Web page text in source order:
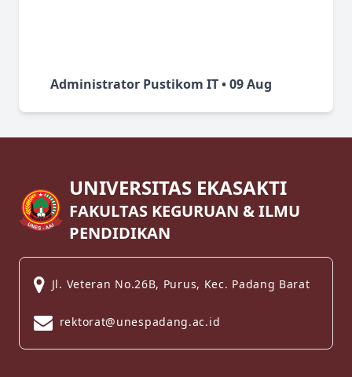
Administrator Pustikom IT • 09 Aug
UNIVERSITAS EKASAKTI
FAKULTAS KEGURUAN & ILMU
PENDIDIKAN
Jl. Veteran No.26B, Purus, Kec. Padang Barat
rektorat@unespadang.ac.id